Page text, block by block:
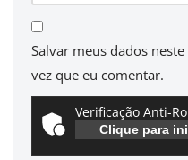
Salvar meus dados
vez que eu comentar.
Verificação Anti-
Clique para